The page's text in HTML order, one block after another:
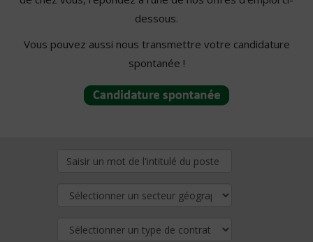
dessous.
Vous pouvez aussi nous transmettre votre candidature
spontanée !